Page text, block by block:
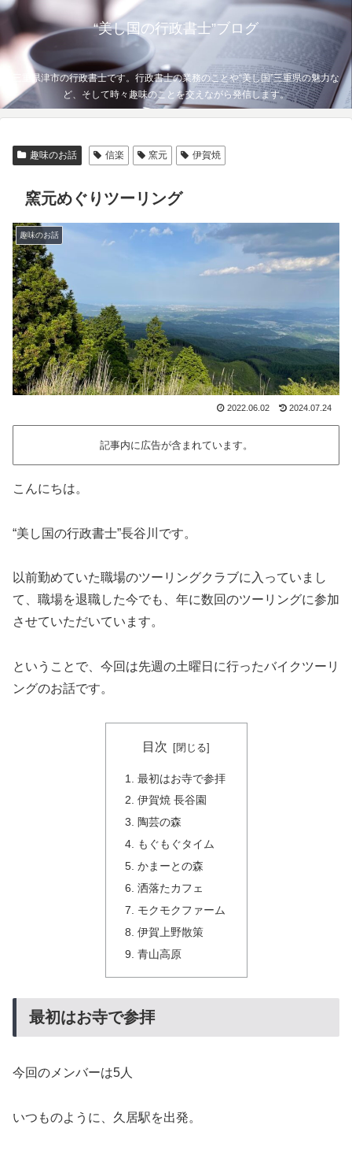
“美し国の行政書士”ブログ
三重県津市の行政書士です。行政書士の業務のことや“美し国”三重県の魅力な
ど、そして時々趣味のことを交えながら発信します。
趣味のお話 信楽 窯元 伊賀焼
窯元めぐりツーリング
趣味のお話
2022.06.02 2024.07.24
記事内に広告が含まれています。
こんにちは。
“美し国の行政書士”長谷川です。
以前勤めていた職場のツーリングクラブに入っていまし
て、職場を退職した今でも、年に数回のツーリングに参加
させていただいています。
ということで、今回は先週の土曜日に行ったバイクツーリ
ングのお話です。
目次
最初はお寺で参拝
伊賀焼 長谷園
陶芸の森
もぐもぐタイム
かまーとの森
洒落たカフェ
モクモクファーム
伊賀上野散策
青山高原
最初はお寺で参拝
今回のメンバーは5人
いつものように、久居駅を出発。